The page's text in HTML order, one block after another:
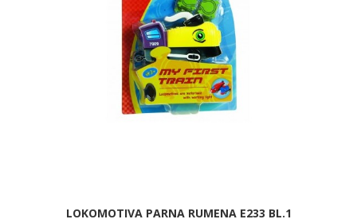
LOKOMOTIVA PARNA RUMENA E233 BL.1